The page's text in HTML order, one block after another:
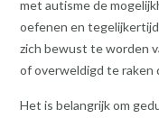
met autisme de
oefenen en
zich bewust te worden
of overweldigd te raken
Het is belangrijk om